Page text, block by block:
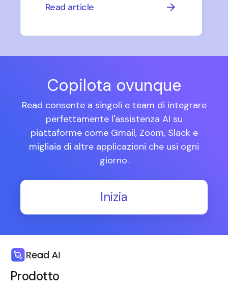
Read article
Copilota ovunque
Read consente a singoli e team di integrare
perfettamente l'assistenza AI su
piattaforme come Gmail, Zoom, Slack e
migliaia di altre applicazioni che usi ogni
giorno.
Inizia
Prodotto